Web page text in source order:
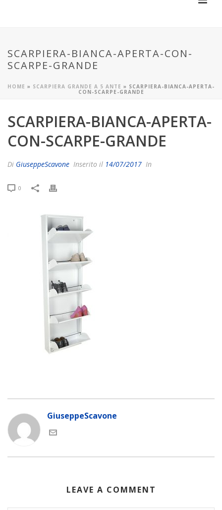
SCARPIERA-BIANCA-APERTA-CON-
SCARPE-GRANDE
HOME » SCARPIERA GRANDE A 5 ANTE » SCARPIERA-BIANCA-APERTA-
CON-SCARPE-GRANDE
SCARPIERA-BIANCA-APERTA-
CON-SCARPE-GRANDE
Di GiuseppeScavone Inserito il 14/07/2017 In
0
GiuseppeScavone
LEAVE A COMMENT